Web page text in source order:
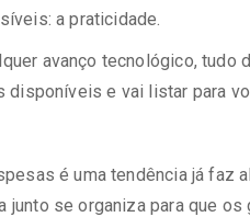
a praticidade.
avanço tecnológico,
disponíveis e vai listar para
é uma tendência já faz
junto se organiza para que